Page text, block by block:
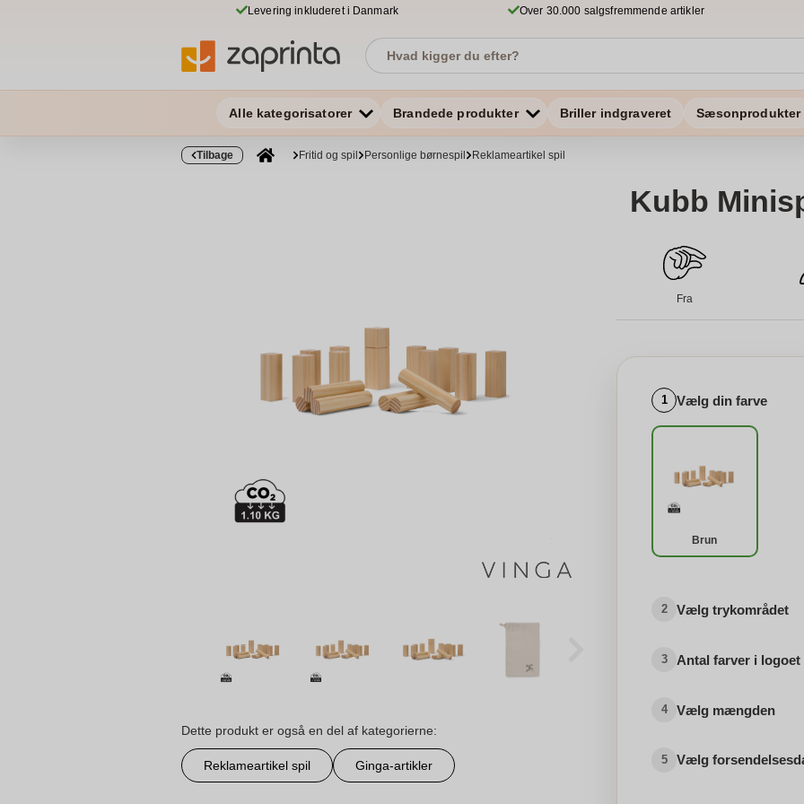
Levering inkluderet i Danmark Over 30.000 salgsfremmende artikler
Alle kategorisatorer Brandede produkter Briller indgraveret Sæsonprodukter
Tilbage Fritid og spil Personlige børnespil Reklameartikel spil
Dette produkt er også en del af kategorierne:
Reklameartikel spil Ginga-artikler
Kubb
Fra
1 Vælg din farve
Brun
2 Vælg trykområdet
3 Antal farver i logoet
4 Vælg mængden
5 Vælg